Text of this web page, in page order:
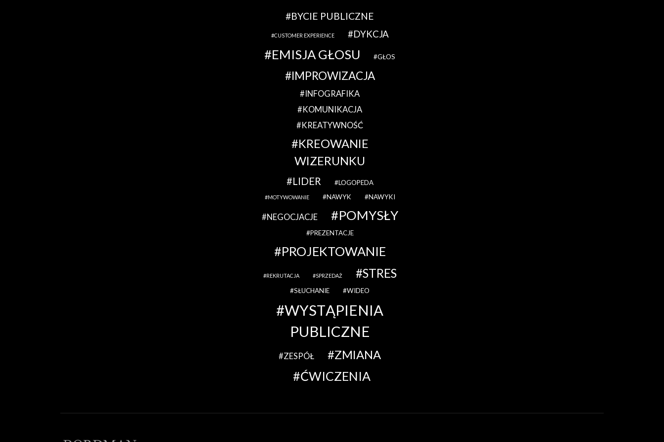
BYCIE PUBLICZNE
CUSTOMER EXPERIENCE DYKCJA
EMISJA GŁOSU GŁOS
IMPROWIZACJA
INFOGRAFIKA
KOMUNIKACJA
KREATYWNOŚĆ
KREOWANIE
WIZERUNKU
LIDER LOGOPEDA
MOTYWOWANIE NAWYK NAWYKI
NEGOCJACJE POMYSŁY
PREZENTACJE
PROJEKTOWANIE
REKRUTACJA SPRZEDAŻ STRES
SŁUCHANIE WIDEO
WYSTĄPIENIA
PUBLICZNE
ZESPÓŁ ZMIANA
ĆWICZENIA